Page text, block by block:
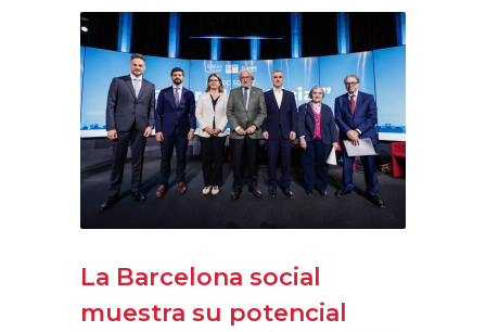
La Barcelona social
muestra su potencial